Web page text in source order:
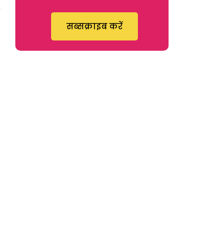
सब्सक्राइब करें